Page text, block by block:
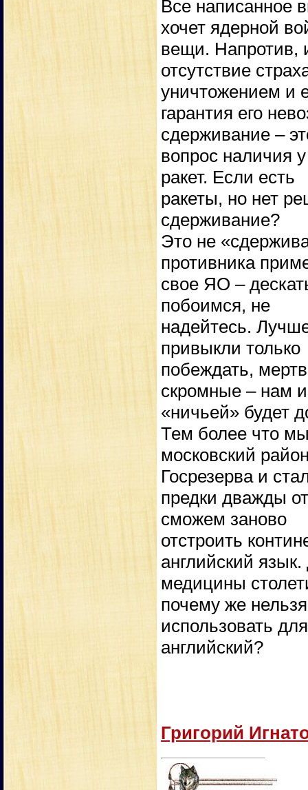
Все написанное
хочет ядерной
вещи. Напротив,
отсутствие
уничтожением и
гарантия его
сдерживание –
вопрос наличия
ракет. Если есть
ракеты, но нет
сдерживание?
Это не
противника
свое ЯО –
побоимся, не
надейтесь.
привыкли только
побеждать,
скромные – нам и
«ничьей» будет
Тем более что
московский
Госрезерва и
предки дважды
сможем заново
отстроить
английский
медицины
почему же
использовать
английский?
Григорий